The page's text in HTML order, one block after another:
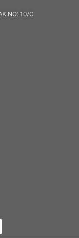
NO: 10/C